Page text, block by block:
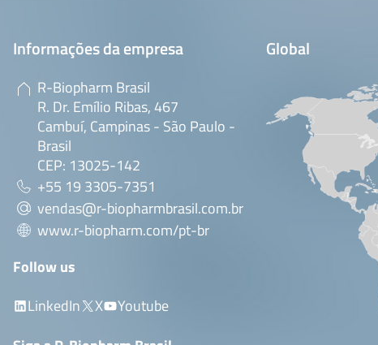
Informações da empresa
R-Biopharm Brasil
R. Dr. Emílio Ribas, 467
Cambuí, Campinas - São Paulo -
Brasil
CEP: 13025-142
+55 19 3305-7351
vendas@r-biopharmbrasil.com.br
www.r-biopharm.com/pt-br
Follow us
LinkedIn
X
Youtube
Global